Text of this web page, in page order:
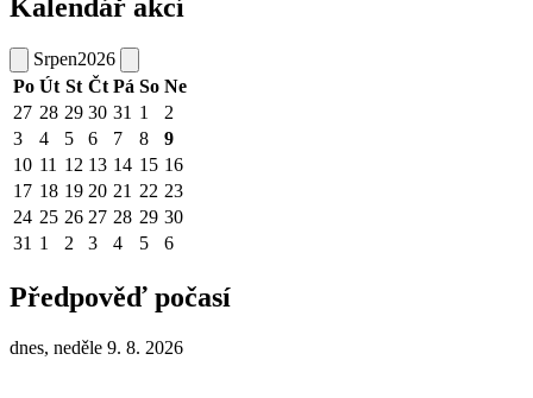
Kalendář akcí
Srpen2026
Po Út St Čt Pá So Ne
27 28 29 30 31 1
2
3
4 5 6 7 8
9
10 11 12 13 14 15 16
17 18 19 20 21 22 23
24 25 26 27 28 29 30
31 1 2 3 4 5 6
Předpověď počasí
dnes, neděle 9. 8. 2026